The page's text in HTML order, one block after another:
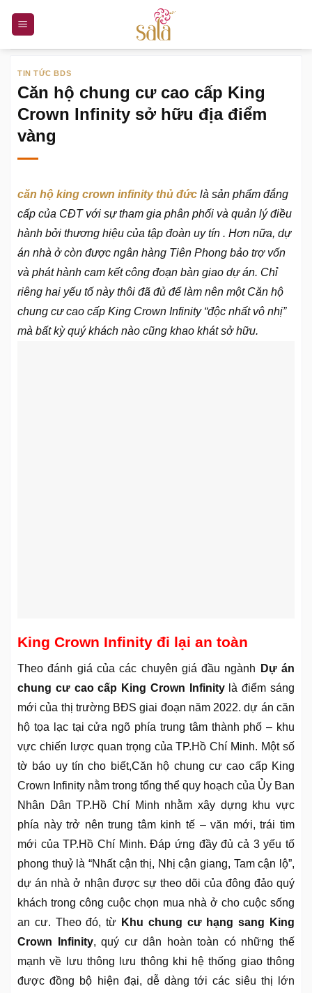
nội
TIN TỨC BDS
Căn hộ chung cư cao cấp King
Crown Infinity sở hữu địa điểm
vàng
căn hộ king crown infinity thủ đức là sản phẩm đắng
cấp của CĐT với sự tham gia phân phối và quản lý điều
hành bởi thương hiệu của tập đoàn uy tín . Hơn nữa, dự
án nhà ở còn được ngân hàng Tiên Phong bảo trợ vốn
và phát hành cam kết công đoạn bàn giao dự án. Chỉ
riêng hai yếu tố này thôi đã đủ để làm nên một Căn hộ
chung cư cao cấp King Crown Infinity “độc nhất vô nhị”
mà bất kỳ quý khách nào cũng khao khát sở hữu.
King Crown Infinity đi lại an toàn
Theo đánh giá của các chuyên giá đầu ngành
Dự án
chung cư cao cấp King Crown Infinitylà điểm sáng
mới của thị trường BĐS giai đoạn năm 2022. dự án căn
hộ tọa lạc tại cửa ngõ phía trung tâm thành phố – khu
vực chiến lược quan trọng của TP.Hồ Chí Minh. Một số
tờ báo uy tín cho biết,Căn hộ chung cư cao cấp King
Crown Infinity nằm trong tổng thể quy hoạch của Ủy Ban
Nhân Dân TP.Hồ Chí Minh nhằm xây dựng khu vực
phía này trở nên trung tâm kinh tế – văn mới, trái tim
mới của TP.Hồ Chí Minh. Đáp ứng đầy đủ cả 3 yếu tố
phong thuỷ là “Nhất cận thị, Nhị cận giang, Tam cận lộ”,
dự án nhà ở nhận được sự theo dõi của đông đảo quý
khách trong công cuộc chọn mua nhà ở cho cuộc sống
an cư. Theo đó, từ Khu chung cư hạng sang King
Crown Infinity, quý cư dân hoàn toàn có những thế
mạnh về lưu thông lưu thông khi hệ thống giao thông
được đồng bộ hiện đại, dễ dàng tới các siêu thị lớn